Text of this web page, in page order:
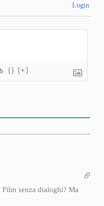
Login
{} [+]
Film senza dialoghi? Ma